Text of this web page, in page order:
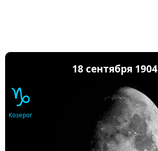
18 сентября 1904
♑
Козерог